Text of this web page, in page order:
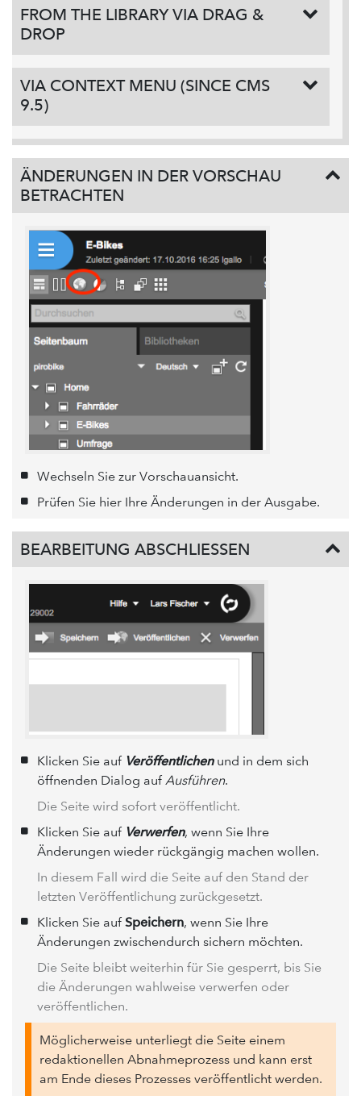
FROM THE LIBRARY VIA DRAG &
DROP
VIA CONTEXT MENU (SINCE CMS
9.5)
ÄNDERUNGEN IN DER VORSCHAU
BETRACHTEN
Wechseln Sie zur Vorschauansicht.
Prüfen Sie hier Ihre Änderungen in der Ausgabe.
BEARBEITUNG ABSCHLIESSEN
Klicken Sie auf Veröffentlichenund in dem sich
öffnenden Dialog auf Ausführen.
Die Seite wird sofort veröffentlicht.
Klicken Sie auf Verwerfen, wenn Sie Ihre
Änderungen wieder rückgängig machen wollen.
In diesem Fall wird die Seite auf den Stand der
letzten Veröffentlichung zurückgesetzt.
Klicken Sie auf Speichern, wenn Sie Ihre
Änderungen zwischendurch sichern möchten.
Die Seite bleibt weiterhin für Sie gesperrt, bis Sie
die Änderungen wahlweise verwerfen oder
veröffentlichen.
Möglicherweise unterliegt die Seite einem
redaktionellen Abnahmeprozess und kann erst
am Ende dieses Prozesses veröffentlicht werden.